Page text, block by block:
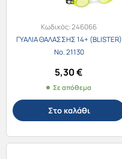
Κωδικός:246066
ΓΥΑΛΙΑ ΘΑΛΑΣΣΗΣ 14+ (BLISTER)
Νο. 21130
5,30€
Σε απόθεμα
Στο καλάθι